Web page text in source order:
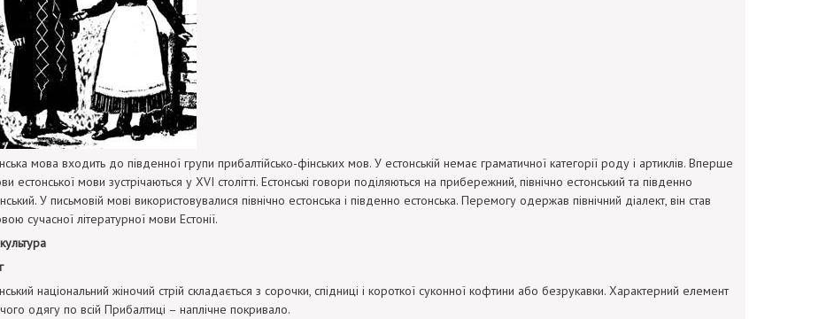
мова входить до південної групи прибалтійсько-фінських мов. У естонській немає граматичної категорії роду і артиклів. Вперше
естонської мови зустрічаються у XVI столітті. Естонські говори поділяються на прибережний, північно естонський та південно
У письмовій мові використовувалися північно естонська і південно естонська. Перемогу одержав північний діалект, він став
сучасної літературної мови Естонії.
національний жіночий стрій складається з сорочки, спідниці і короткої суконної кофтини або безрукавки. Характерний елемент
одягу по всій Прибалтиці – наплічне покривало.